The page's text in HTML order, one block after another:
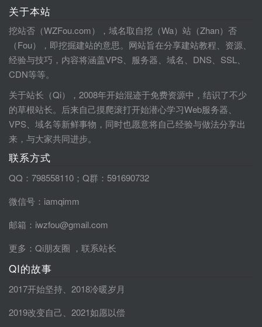
关于本站
挖站否（WZFou.com），域名取自挖（Wa）站（Zhan）否
（Fou），即挖掘建站的意思。网站旨在分享建站教程、资源、
经验与技巧，内容将涵盖VPS、服务器、域名、DNS、SSL、
CDN等等。
关于站长（Qi），2008年开始混迹于免费资源中，结识了不少
的草根站长。后来自己摸爬滚打开始潜心学习Web服务器、
VPS、域名等新鲜事物，同时也愿意将自己经验与做法分享出
来，与大家共同进步。
联系方式
QQ：798558110；Q群：591690732
微信号：iamqimm
邮箱：iwzfou@gmail.com
更多： Qi朋友圈 ， 联系站长
QI的故事
2017开始坚持
2018冷暖岁月
2019改变自己
2021如愿以偿